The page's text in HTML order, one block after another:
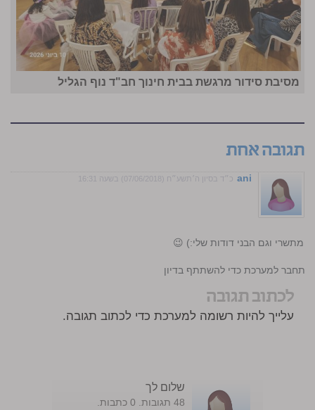
מסיבת סידור מרגשת בבית חינוך חב"ד נוף הגליל
תגובה אחת
ani כ״ד בסיון ה׳תשע״ח (07/06/2018) בשעה 16:31
מתשרי וגם הבני דודות שלי:) 😉
התחבר למערכת כדי להשתתף בדיון
לכתוב תגובה
עלייך להיות רשומה למערכת כדי לכתוב תגובה.
שלום לך
48 תגובות. 0 כתבות.